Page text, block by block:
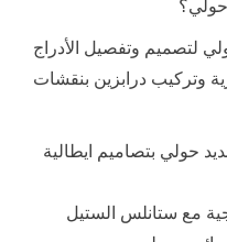
لتصميم وتفصيل الأدراج
وتركيب درابزين بنقشات
حولي بتصاميم ايطالية
مع ستانلس الستيل